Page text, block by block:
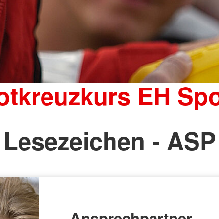
EH
Lesezeichen - ASP